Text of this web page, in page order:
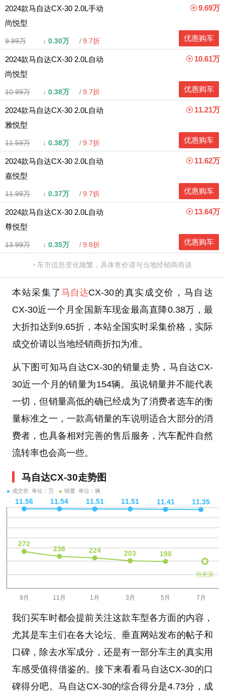
2024款马自达CX-30 2.0L手动
尚悦型
9.99万 ↓ 0.30万 9.7折
9.69万
优惠购车
2024款马自达CX-30 2.0L自动
尚悦型
10.99万 ↓ 0.38万 9.7折
10.61万
优惠购车
2024款马自达CX-30 2.0L自动
雅悦型
11.59万 ↓ 0.38万 9.7折
11.21万
优惠购车
2024款马自达CX-30 2.0L自动
嘉悦型
11.99万 ↓ 0.37万 9.7折
11.62万
优惠购车
2024款马自达CX-30 2.0L自动
尊悦型
13.99万 ↓ 0.35万 9.8折
13.64万
优惠购车
车市信息变化频繁，具体售价请与当地经销商商谈
本站采集了马自达CX-30的真实成交价，马自达
CX-30近一个月全国新车现金最高直降0.38万，最
大折扣达到9.65折，本站全国实时采集价格，实际
成交价请以当地经销商折扣为准。
从下图可知马自达CX-30的销量走势，马自达CX-
30近一个月的销量为154辆。虽说销量并不能代表
一切，但销量高低的确已经成为了消费者选车的衡
量标准之一，一款高销量的车说明适合大部分的消
费者，也具备相对完善的售后服务，汽车配件自然
流转率也会高一些。
马自达CX-30走势图
成交价 单位：万 销量 单位：辆
待更新
我们买车时都会提前关注这款车型各方面的内容，
尤其是车主们在各大论坛、垂直网站发布的帖子和
口碑，除去水军成分，还是有一部分车主的真实用
车感受值得借鉴的。接下来看看马自达CX-30的口
碑得分吧。马自达CX-30的综合得分是4.73分，成